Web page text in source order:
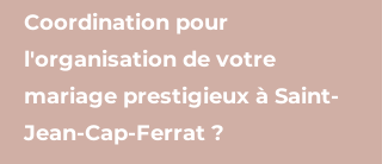
Coordination pour
l'organisation de votre
mariage prestigieux à Saint-
Jean-Cap-Ferrat ?